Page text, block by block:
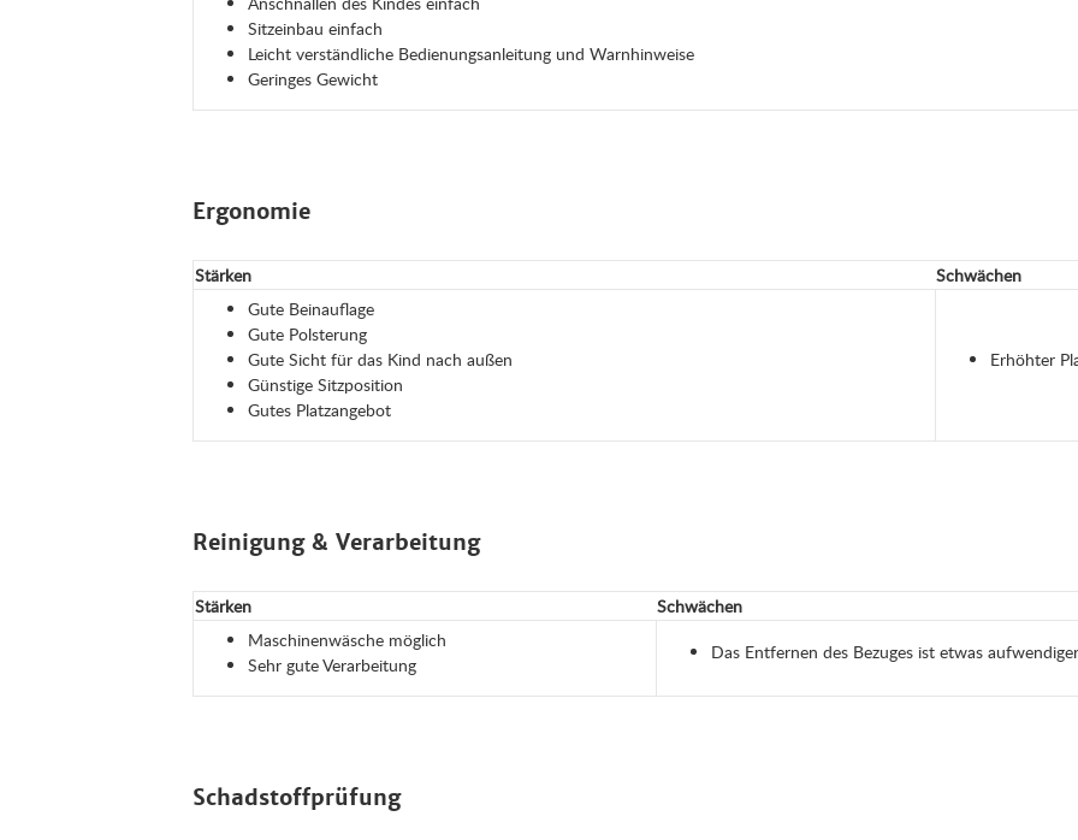
Sitzeinbau einfach
Leicht verständliche Bedienungsanleitung und Warnhinweise
Geringes Gewicht
Ergonomie
Stärken
Schwächen
Gute Beinauflage
Gute Polsterung
Gute Sicht für das Kind nach außen
Günstige Sitzposition
Gutes Platzangebot
Erhöhter
Reinigung & Verarbeitung
Stärken
Schwächen
Maschinenwäsche möglich
Sehr gute Verarbeitung
Das Entfernen des Bezuges ist etwas aufwendiger
Schadstoffprüfung